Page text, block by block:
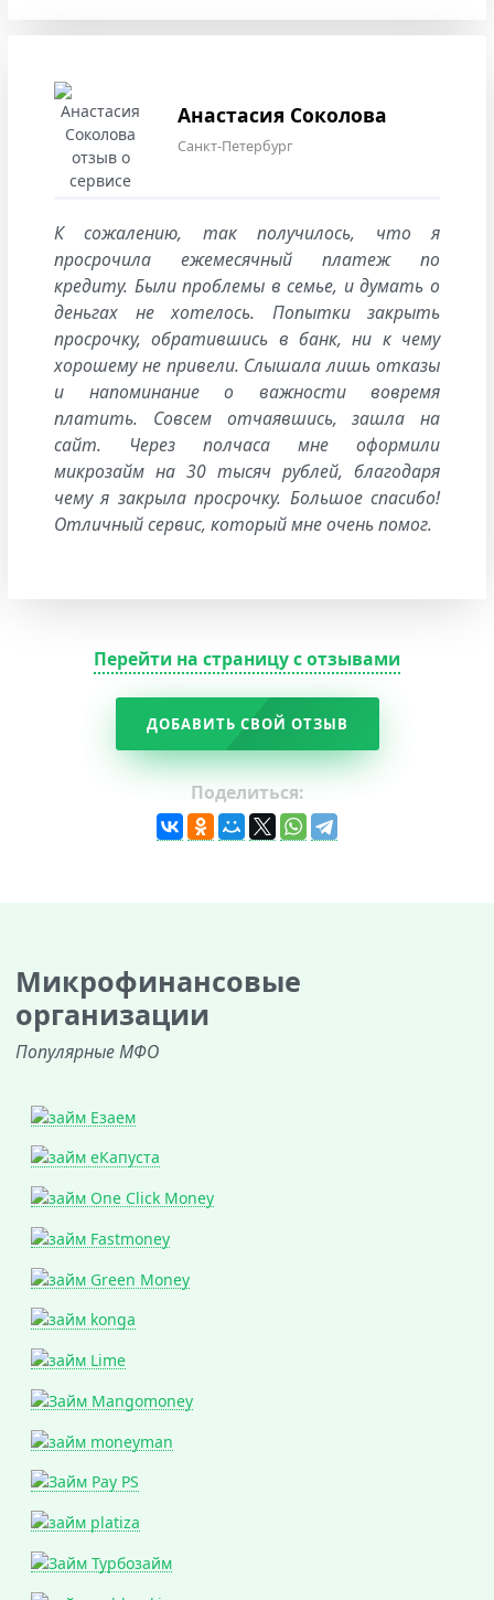
Анастасия Соколова
Санкт-Петербург
К сожалению, так получилось, что я
просрочила ежемесячный платеж по
кредиту. Были проблемы в семье, и думать о
деньгах не хотелось. Попытки закрыть
просрочку, обратившись в банк, ни к чему
хорошему не привели. Слышала лишь отказы
и напоминание о важности вовремя
платить. Совсем отчаявшись, зашла на
сайт. Через полчаса мне оформили
микрозайм на 30 тысяч рублей, благодаря
чему я закрыла просрочку. Большое спасибо!
Отличный сервис, который мне очень помог.
Перейти на страницу с отзывами
ДОБАВИТЬ СВОЙ ОТЗЫВ
Поделиться:
Микрофинансовые
организации
Популярные МФО